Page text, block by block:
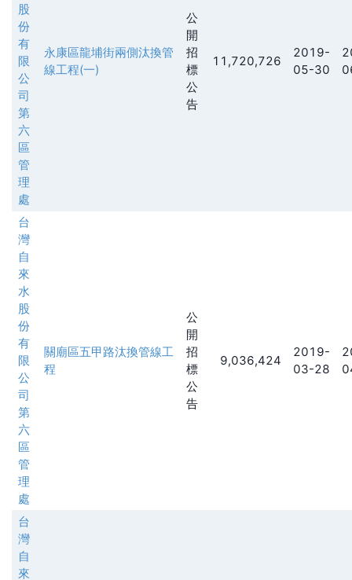
股
份
有
限
公
司
第
六
區
管
理
處
永康區龍埔街兩側汰換管
線工程(一)
公
開
招
標
公
告
11,720,726
2019-
05-30
台
灣
自
來
水
股
份
有
限
公
司
第
六
區
管
理
處
關廟區五甲路汰換管線工
程
公
開
招
標
公
告
9,036,424
2019-
03-28
台
灣
自
來